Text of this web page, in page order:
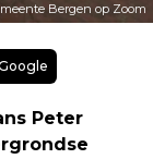
Bergen op Zoom
Peter